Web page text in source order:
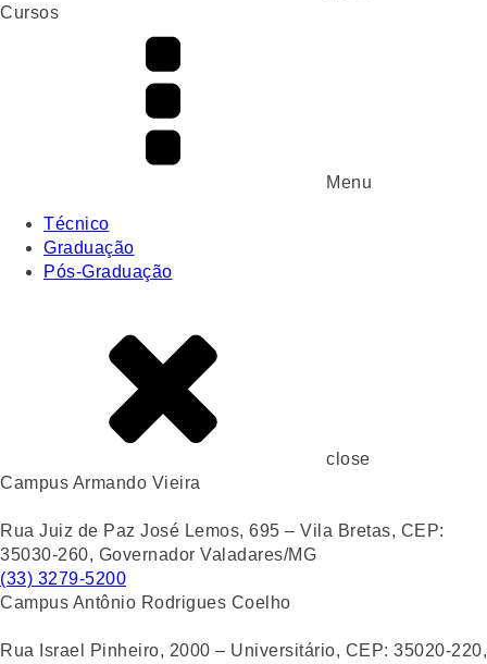
Cursos
Menu
Técnico
Graduação
Pós-Graduação
close
Campus Armando Vieira
Rua Juiz de Paz José Lemos, 695 – Vila Bretas, CEP:
35030-260, Governador Valadares/MG
(33) 3279-5200
Campus Antônio Rodrigues Coelho
Rua Israel Pinheiro, 2000 – Universitário, CEP: 35020-220,